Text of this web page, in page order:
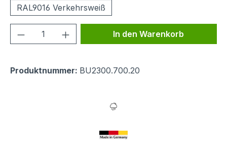
RAL9016 Verkehrsweiß
Produkt Anzahl: Gib denIn den Warenkorb
Produktnummer: BU2300.700.20